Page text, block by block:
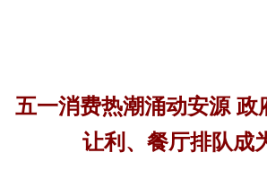
五一消费热潮涌动安源 政
让利、餐厅排队成